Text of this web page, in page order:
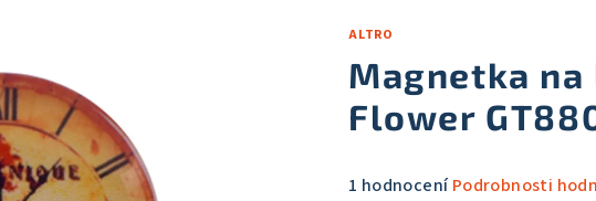
ALTRO
Magnetka
Flower
Průměrné
1 hodnocení Podrobnosti